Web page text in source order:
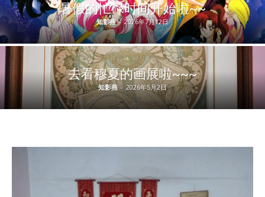
暑假的忙碌时间开始啦~~
知影燕 - 2026年7月12日
去看穆夏的画展啦~~~
知影燕 - 2026年5月2日